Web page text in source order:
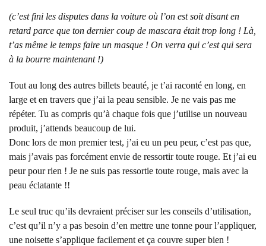
(c’est fini les disputes dans la voiture où l’on est soit disant en
retard parce que ton dernier coup de mascara était trop long ! Là,
t’as même le temps faire un masque ! On verra qui c’est qui sera
à la bourre maintenant !)
Tout au long des autres billets beauté, je t’ai raconté en long, en
large et en travers que j’ai la peau sensible. Je ne vais pas me
répéter. Tu as compris qu’à chaque fois que j’utilise un nouveau
produit, j’attends beaucoup de lui.
Donc lors de mon premier test, j’ai eu un peu peur, c’est pas que,
mais j’avais pas forcément envie de ressortir toute rouge. Et j’ai eu
peur pour rien ! Je ne suis pas ressortie toute rouge, mais avec la
peau éclatante !!
Le seul truc qu’ils devraient préciser sur les conseils d’utilisation,
c’est qu’il n’y a pas besoin d’en mettre une tonne pour l’appliquer,
une noisette s’applique facilement et ça couvre super bien !